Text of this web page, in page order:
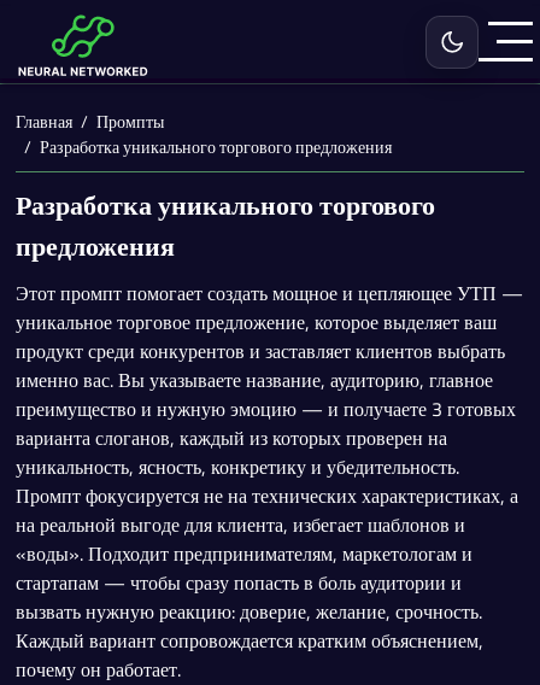
Включить
Главная
Промпты
Разработка уникального торгового предложения
Разработка уникального торгового
предложения
Этот промпт помогает создать мощное и цепляющее УТП —
уникальное торговое предложение, которое выделяет ваш
продукт среди конкурентов и заставляет клиентов выбрать
именно вас. Вы указываете название, аудиторию, главное
преимущество и нужную эмоцию — и получаете 3 готовых
варианта слоганов, каждый из которых проверен на
уникальность, ясность, конкретику и убедительность.
Промпт фокусируется не на технических характеристиках, а
на реальной выгоде для клиента, избегает шаблонов и
«воды». Подходит предпринимателям, маркетологам и
стартапам — чтобы сразу попасть в боль аудитории и
вызвать нужную реакцию: доверие, желание, срочность.
Каждый вариант сопровождается кратким объяснением,
почему он работает.